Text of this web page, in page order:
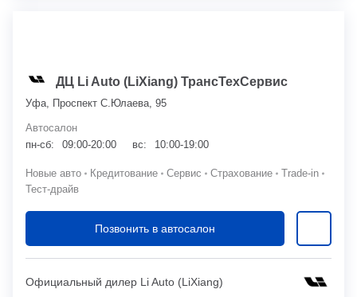
ДЦ Li Auto (LiXiang) ТрансТехСервис
Уфа, Проспект С.Юлаева, 95
Автосалон
пн-сб:
09:00-20:00 вс: 10:00-19:00
Новые авто Кредитование Сервис Страхование
Trade-in
Тест-драйв
Позвонить в автосалон
Официальный дилер Li Auto (LiXiang)